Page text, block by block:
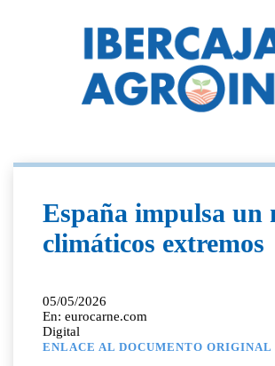
España impulsa un
climáticos extremos
05/05/2026
En: eurocarne.com
Digital
ENLACE AL DOCUMENTO ORIGINAL